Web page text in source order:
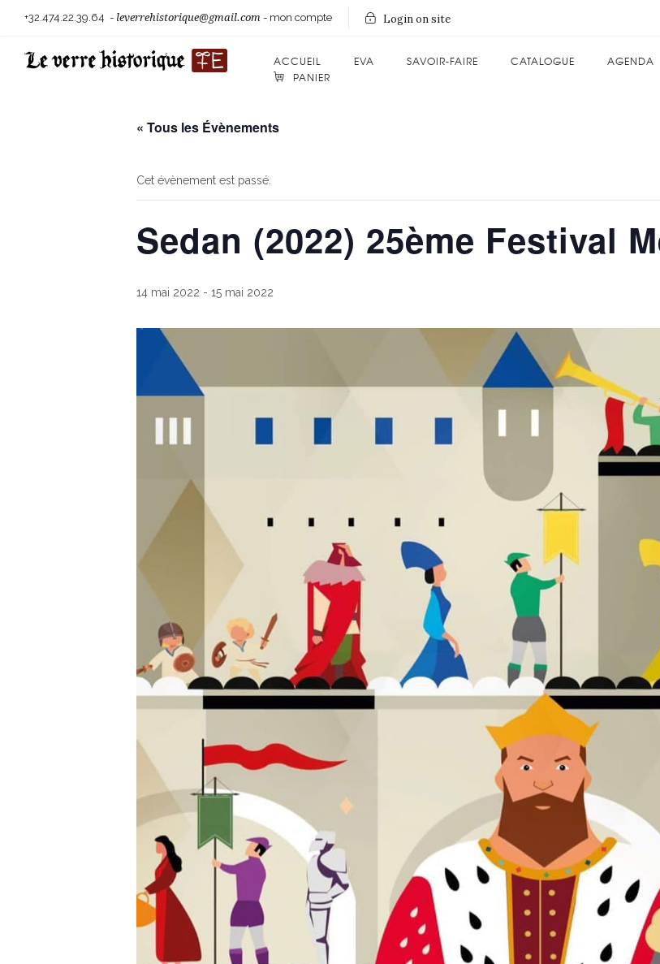
+32.474.22.39.64 - leverrehistorique@gmail.com - mon compte Login on site
ACCUEIL EVA SAVOIR-FAIRE CATALOGUE AGENDA
PANIER
« Tous les Évènements
Cet évènement est passé.
Sedan (2022) 25ème Festival
14 mai 2022 - 15 mai 2022